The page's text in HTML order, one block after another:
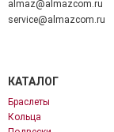
almaz@almazcom.ru
service@almazcom.ru
КАТАЛОГ
Браслеты
Кольца